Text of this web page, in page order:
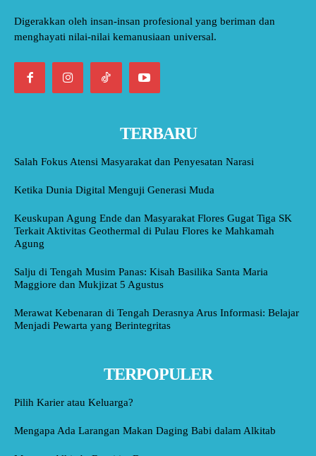
Digerakkan oleh insan-insan profesional yang beriman dan
menghayati nilai-nilai kemanusiaan universal.
TERBARU
Salah Fokus Atensi Masyarakat dan Penyesatan Narasi
Ketika Dunia Digital Menguji Generasi Muda
Keuskupan Agung Ende dan Masyarakat Flores Gugat Tiga SK
Terkait Aktivitas Geothermal di Pulau Flores ke Mahkamah
Agung
Salju di Tengah Musim Panas: Kisah Basilika Santa Maria
Maggiore dan Mukjizat 5 Agustus
Merawat Kebenaran di Tengah Derasnya Arus Informasi: Belajar
Menjadi Pewarta yang Berintegritas
TERPOPULER
Pilih Karier atau Keluarga?
Mengapa Ada Larangan Makan Daging Babi dalam Alkitab